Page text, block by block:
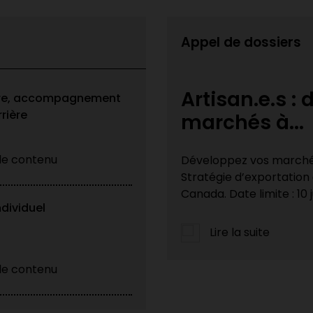
accompagnement
contenu
contenu
Appel de dossiers
vos
grâce à la
Appel à
patrimoine
La Ville de Montréal
Patrimoine 2026 avec
du Québec. Artisan·es
Lire la suite